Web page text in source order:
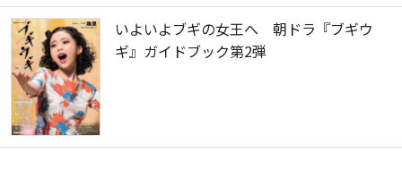
いよいよブギの女王へ 朝ドラ『ブギウ
ギ』ガイドブック第2弾